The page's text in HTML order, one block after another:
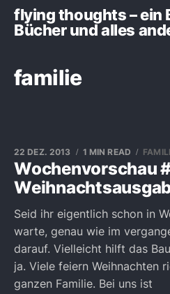
flying thoughts – ein
Bücher und alles
familie
Wochenvorschau
22 DEZ. 2013 1 MIN READ
Seid ihr eigentlich schon in
warte, genau wie im
darauf. Vielleicht hilft das
ja. Viele feiern Weihnachten
ganzen Familie. Bei uns ist